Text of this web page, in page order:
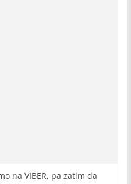
na VIBER, pa zatim da